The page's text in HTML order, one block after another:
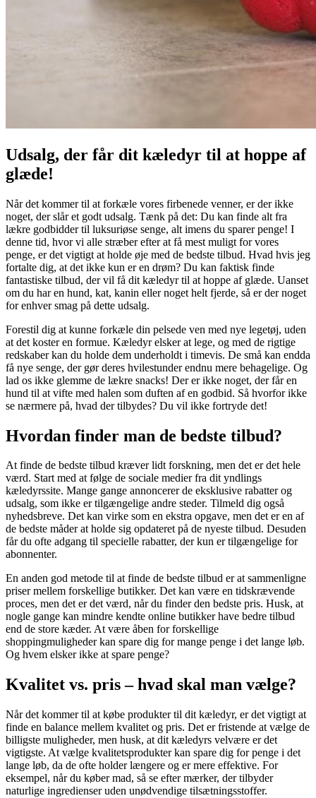
Udsalg, der får dit kæledyr til at hoppe af
glæde!
Når det kommer til at forkæle vores firbenede venner, er der ikke
noget, der slår et godt udsalg. Tænk på det: Du kan finde alt fra
lækre godbidder til luksuriøse senge, alt imens du sparer penge! I
denne tid, hvor vi alle stræber efter at få mest muligt for vores
penge, er det vigtigt at holde øje med de bedste tilbud. Hvad hvis jeg
fortalte dig, at det ikke kun er en drøm? Du kan faktisk finde
fantastiske tilbud, der vil få dit kæledyr til at hoppe af glæde. Uanset
om du har en hund, kat, kanin eller noget helt fjerde, så er der noget
for enhver smag på dette udsalg.
Forestil dig at kunne forkæle din pelsede ven med nye legetøj, uden
at det koster en formue. Kæledyr elsker at lege, og med de rigtige
redskaber kan du holde dem underholdt i timevis. De små kan endda
få nye senge, der gør deres hvilestunder endnu mere behagelige. Og
lad os ikke glemme de lækre snacks! Der er ikke noget, der får en
hund til at vifte med halen som duften af en godbid. Så hvorfor ikke
se nærmere på, hvad der tilbydes? Du vil ikke fortryde det!
Hvordan finder man de bedste tilbud?
At finde de bedste tilbud kræver lidt forskning, men det er det hele
værd. Start med at følge de sociale medier fra dit yndlings
kæledyrssite. Mange gange annoncerer de eksklusive rabatter og
udsalg, som ikke er tilgængelige andre steder. Tilmeld dig også
nyhedsbreve. Det kan virke som en ekstra opgave, men det er en af
de bedste måder at holde sig opdateret på de nyeste tilbud. Desuden
får du ofte adgang til specielle rabatter, der kun er tilgængelige for
abonnenter.
En anden god metode til at finde de bedste tilbud er at sammenligne
priser mellem forskellige butikker. Det kan være en tidskrævende
proces, men det er det værd, når du finder den bedste pris. Husk, at
nogle gange kan mindre kendte online butikker have bedre tilbud
end de store kæder. At være åben for forskellige
shoppingmuligheder kan spare dig for mange penge i det lange løb.
Og hvem elsker ikke at spare penge?
Kvalitet vs. pris – hvad skal man vælge?
Når det kommer til at købe produkter til dit kæledyr, er det vigtigt at
finde en balance mellem kvalitet og pris. Det er fristende at vælge de
billigste muligheder, men husk, at dit kæledyrs velvære er det
vigtigste. At vælge kvalitetsprodukter kan spare dig for penge i det
lange løb, da de ofte holder længere og er mere effektive. For
eksempel, når du køber mad, så se efter mærker, der tilbyder
naturlige ingredienser uden unødvendige tilsætningsstoffer.